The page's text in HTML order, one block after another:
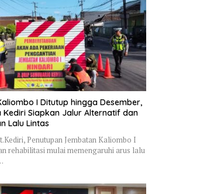
I Ditutup hingga Desember,
Kediri Siapkan Jalur Alternatif dan
Lalu Lintas
Penutupan Jembatan Kaliombo I
rehabilitasi mulai memengaruhi arus lalu